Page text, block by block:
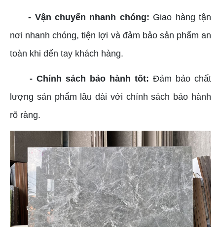
- Vận chuyển nhanh chóng: Giao hàng tận
nơi nhanh chóng, tiện lợi và đảm bảo sản phẩm an
toàn khi đến tay khách hàng.
- Chính sách bảo hành tốt: Đảm bảo chất
lượng sản phẩm lâu dài với chính sách bảo hành
rõ ràng.